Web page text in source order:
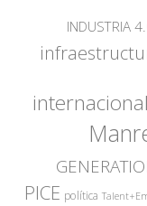
INDUSTRIA
PICE política